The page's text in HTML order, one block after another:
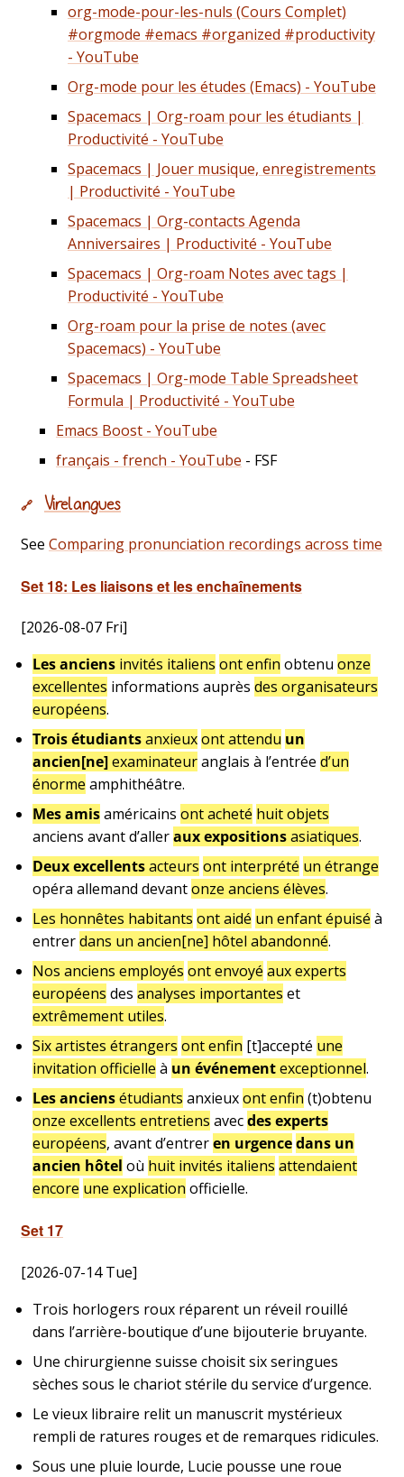
org-mode-pour-les-nuls (Cours Complet)
#orgmode #emacs #organized #productivity
- YouTube
Org-mode pour les études (Emacs) - YouTube
Spacemacs | Org-roam pour les étudiants |
Productivité - YouTube
Spacemacs | Jouer musique, enregistrements
| Productivité - YouTube
Spacemacs | Org-contacts Agenda
Anniversaires | Productivité - YouTube
Spacemacs | Org-roam Notes avec tags |
Productivité - YouTube
Org-roam pour la prise de notes (avec
Spacemacs) - YouTube
Spacemacs | Org-mode Table Spreadsheet
Formula | Productivité - YouTube
Emacs Boost - YouTube
français - french - YouTube - FSF
🔗 Virelangues
See Comparing pronunciation recordings across time
Set 18: Les liaisons et les enchaînements
[2026-08-07 Fri]
Les anciens invités italiens ont enfin obtenu onze
excellentes informations auprès des organisateurs
européens.
Trois étudiantsanxieuxont attendu un
ancien[ne]examinateuranglais à l’entrée d’un
énorme amphithéâtre.
Mes amisaméricains ont acheté huit objets
anciens avant d’alleraux expositionsasiatiques.
Deux excellentsacteurs ont interprété un étrange
opéra allemand devantonze anciens élèves.
Les honnêtes habitants ont aidé un enfant épuisé à
entrerdans un ancien[ne] hôtel abandonné.
Nos anciens employés ont envoyé aux experts
européens des analyses importantes et
extrêmement utiles.
Six artistes étrangers ont enfin [t]accepté une
invitation officielle à un événementexceptionnel.
Les anciensétudiants anxieuxont enfin (t)obtenu
onze excellents entretiens avecdes experts
européens, avant d’entreren urgencedans un
ancien hôtel où huit invités italiens attendaient
encore une explication officielle.
Set 17
[2026-07-14 Tue]
Trois horlogers roux réparent un réveil rouillé
dans l’arrière-boutique d’une bijouterie bruyante.
Une chirurgienne suisse choisit six seringues
sèches sous le chariot stérile du service d’urgence.
Le vieux libraire relit un manuscrit mystérieux
rempli de ratures rouges et de remarques ridicules.
Sous une pluie lourde, Lucie pousse une roue